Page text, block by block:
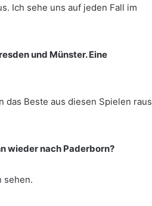
Ich sehe uns auf jeden Fall im
und Münster. Eine
Beste aus diesen Spielen raus
wieder nach Paderborn?
sehen.